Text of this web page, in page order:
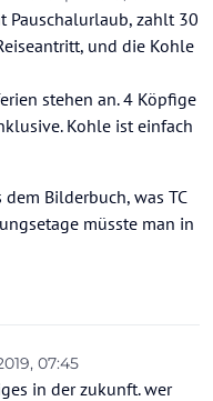
news about Thomas Cook
please note that if you
you booked via a travel
get in touch with them
Pauschalurlaub, zahlt 30
und die Kohle
stehen an. 4 Köpfige
Kohle ist einfach
Bilderbuch, was TC
müsste man in
07:45
in der zukunft. wer